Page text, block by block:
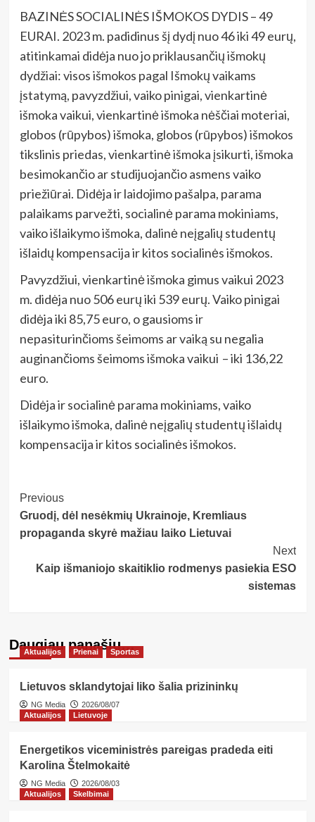
BAZINĖS SOCIALINĖS IŠMOKOS DYDIS – 49
EURAI. 2023 m. padidinus šį dydį nuo 46 iki 49 eurų,
atitinkamai didėja nuo jo priklausančių išmokų
dydžiai: visos išmokos pagal Išmokų vaikams
įstatymą, pavyzdžiui, vaiko pinigai, vienkartinė
išmoka vaikui, vienkartinė išmoka nėščiai moteriai,
globos (rūpybos) išmoka, globos (rūpybos) išmokos
tikslinis priedas, vienkartinė išmoka įsikurti, išmoka
besimokančio ar studijuojančio asmens vaiko
priežiūrai. Didėja ir laidojimo pašalpa, parama
palaikams parvežti, socialinė parama mokiniams,
vaiko išlaikymo išmoka, dalinė neįgalių studentų
išlaidų kompensacija ir kitos socialinės išmokos.
Pavyzdžiui, vienkartinė išmoka gimus vaikui 2023
m. didėja nuo 506 eurų iki 539 eurų. Vaiko pinigai
didėja iki 85,75 euro, o gausioms ir
nepasiturinčioms šeimoms ar vaiką su negalia
auginančioms šeimoms išmoka vaikui – iki 136,22
euro.
Didėja ir socialinė parama mokiniams, vaiko
išlaikymo išmoka, dalinė neįgalių studentų išlaidų
kompensacija ir kitos socialinės išmokos.
Post
Navigation
Previous
Gruodį, dėl nesėkmių Ukrainoje, Kremliaus
propaganda skyrė mažiau laiko Lietuvai
Next
Kaip išmaniojo skaitiklio rodmenys pasiekia ESO
sistemas
Daugiau panašių…
Aktualijos Prienai Sportas
Lietuvos sklandytojai liko šalia prizininkų
NG Media
2026/08/07
Aktualijos
Lietuvoje
Energetikos viceministrės pareigas pradeda eiti
Karolina Štelmokaitė
NG Media
2026/08/03
Aktualijos
Skelbimai